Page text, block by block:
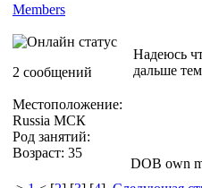
Members
2 сообщений
Местоположение:
Russia МСК
Род занятий:
Возраст: 35
Надеюсь
дальше
DOB own